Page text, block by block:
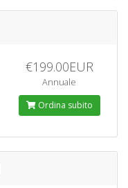
€199.00EUR
Annuale
Ordina subito